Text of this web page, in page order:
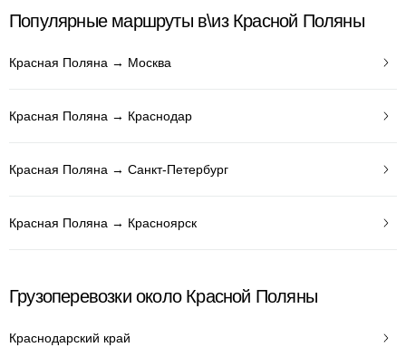
Популярные маршруты в\из Красной Поляны
Красная Поляна → Москва
Красная Поляна → Краснодар
Красная Поляна → Санкт-Петербург
Красная Поляна → Красноярск
Грузоперевозки около Красной Поляны
Краснодарский край